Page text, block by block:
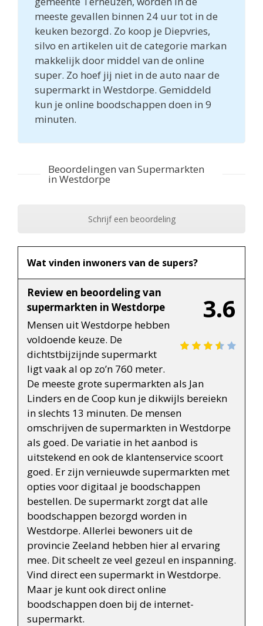
meeste gevallen binnen 24 uur tot in de
keuken bezorgd. Zo koop je Diepvries,
silvo en artikelen uit de categorie markan
makkelijk door middel van de online
super. Zo hoef jij niet in de auto naar de
supermarkt in Westdorpe. Gemiddeld
kun je online boodschappen doen in 9
minuten.
Beoordelingen van Supermarkten
in Westdorpe
Schrijf een beoordeling
Wat vinden inwoners van de supers?
3.6
Review en beoordeling van
supermarkten in Westdorpe
Mensen uit Westdorpe hebben
voldoende keuze. De
dichtstbijzijnde supermarkt
ligt vaak al op zo’n 760 meter.
De meeste grote supermarkten als Jan
Linders en de Coop kun je dikwijls bereiekn
in slechts 13 minuten. De mensen
omschrijven de supermarkten in Westdorpe
als goed. De variatie in het aanbod is
uitstekend en ook de klantenservice scoort
goed. Er zijn vernieuwde supermarkten met
opties voor digitaal je boodschappen
bestellen. De supermarkt zorgt dat alle
boodschappen bezorgd worden in
Westdorpe. Allerlei bewoners uit de
provincie Zeeland hebben hier al ervaring
mee. Dit scheelt ze veel gezeul en inspanning.
Vind direct een supermarkt in Westdorpe.
Maar je kunt ook direct online
boodschappen doen bij de internet-
supermarkt.